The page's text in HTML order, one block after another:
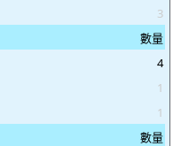
3
數量
4
1
1
數量